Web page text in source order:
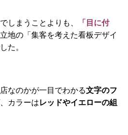
しまうことよりも、
「目に付
地の「集客を考えた看板デザイ
た。
なのかが一目でわかる文字のフ
カラーはレッドやイエローの組